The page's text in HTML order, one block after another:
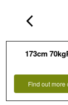
173cm
Find out more